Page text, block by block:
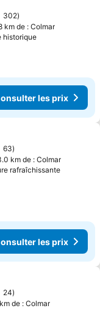
302
km de : Colmar
historique
les prix
favoris
63
km de : Colmar
rafraîchissante
les prix
favoris
24
de : Colmar